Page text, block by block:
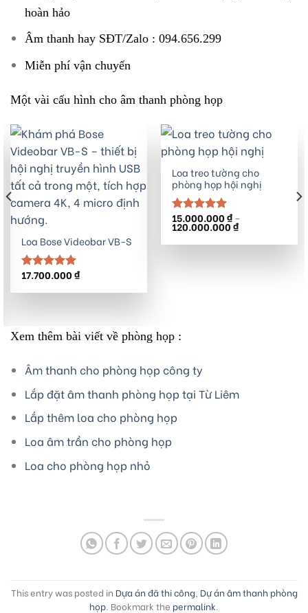
hoàn hảo
Âm thanh hay SĐT/Zalo : 094.656.299
Miễn phí vận chuyển
Một vài cấu hình cho âm thanh phòng họp
Loa Bose Videobar VB-S
Được xếp
17.700.000₫
Loa treo tường cho
phòng họp hội nghị
Được xếp
hạng5.00
15.000.000₫ –
120.000.000₫Khoảng
giá:
từ
Xem thêm bài viết về phòng họp :
Âm thanh cho phòng họp công ty
Lắp đặt âm thanh phòng họp tại Từ Liêm
Lắp thêm loa cho phòng họp
Loa âm trần cho phòng họp
Loa cho phòng họp nhỏ
This entry was posted in Dựa án đã thi công, Dự án âm thanh phòng
họp. Bookmark the permalink.